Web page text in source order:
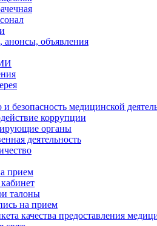
анонсы, объявления
и безопасность медицинской
коррупции
органы
деятельность
прием
талоны
на прием
качества предоставления